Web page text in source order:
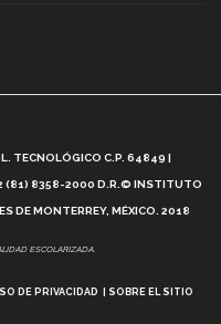
Tec? (video)
Inteligencia Artificial, Paola
TECNOLÓGICO C.P. 64849 |
(81) 8358-2000 D.R.© INSTITUTO
DE MONTERREY, MÉXICO. 2018
ESCOLARIZADA.
DE PRIVACIDAD SOBRE EL SITIO